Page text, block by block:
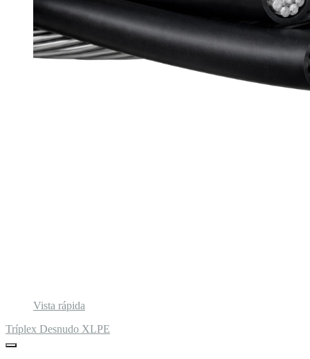
Vista rápida
Tríplex Desnudo XLPE